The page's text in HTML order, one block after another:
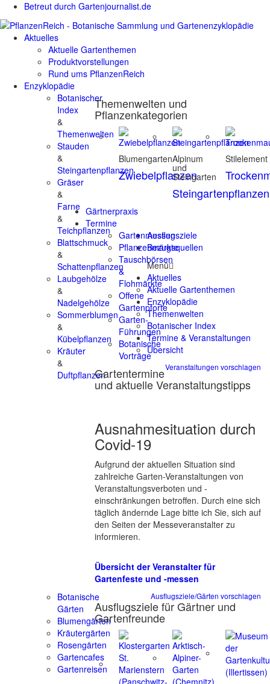
Betreut durch Gartenjournalist.de
Aktuelles
Aktuelle Gartenthemen
Produktvorstellungen
Rund ums PflanzenReich
Enzyklopädie
Botanischer
Index
&
Themenwelten
Stauden
&
Steingartenpflanzen
Gräser
&
Farne
&
Teichpflanzen
Blattschmuck
&
Schattenpflanzen
Laubgehölze
&
Nadelgehölze
Sommerblumen
&
Kübelpflanzen
Kräuter
&
Duftpflanzen
Themenwelten und
Pflanzenkategorien
Blumengarten
Zwiebelpflanzen
Alpinum
und
Steingarten
Steingartenpflanzen
Stilelement
Gärtnerpraxis
Termine
Gartenmessen
Pflanzenmärkte
Tauschbörsen
&
Flohmärkte
Offene
Gartenpforte
Garten-
Führungen
Botanische
Vorträge
Veranstaltungen vorschlagen
Gartentermine
und aktuelle Veranstaltungstipps
Ausnahmesituation durch
Covid-19
Aufgrund der aktuellen Situation sind
zahlreiche Garten-Veranstaltungen von
Veranstaltungsverboten und -
einschränkungen betroffen. Durch eine sich
täglich ändernde Lage bitte ich Sie, sich auf
den Seiten der Messeveranstalter zu
informieren.
Übersicht der Veranstalter für
Gartenfeste und -messen
Ausflugsziele
Botanische
Gärten
Blumengärten
Kräutergärten
Rosengärten
Gartencafes
Gartenreisen
Ausflugsziele/Gärten vorschlagen
Ausflugsziele für Gärtner und
Gartenfreunde
Bezugsquellen
Menü
Aktuelles
Aktuelle Gartenthemen
Enzyklopädie
Themenwelten
Botanischer Index
Termine & Veranstaltungen
Übersicht